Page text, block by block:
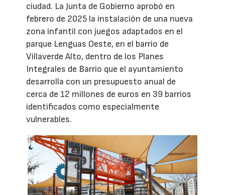
ciudad. La Junta de Gobierno aprobó en
febrero de 2025 la instalación de una nueva
zona infantil con juegos adaptados en el
parque Lenguas Oeste, en el barrio de
Villaverde Alto, dentro de los Planes
Integrales de Barrio que el ayuntamiento
desarrolla con un presupuesto anual de
cerca de 12 millones de euros en 39 barrios
identificados como especialmente
vulnerables.